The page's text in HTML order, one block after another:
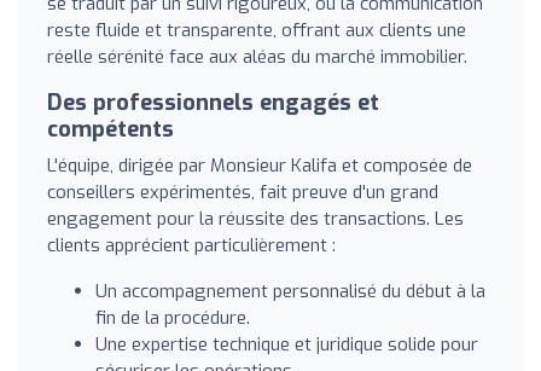
reste fluide et transparente, offrant aux clients une
réelle sérénité face aux aléas du marché immobilier.
Des professionnels engagés et
compétents
L'équipe, dirigée par Monsieur Kalifa et composée de
conseillers expérimentés, fait preuve d'un grand
engagement pour la réussite des transactions. Les
clients apprécient particulièrement :
Un accompagnement personnalisé du début à la
fin de la procédure.
Une expertise technique et juridique solide pour